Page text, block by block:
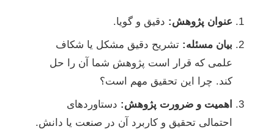
عنوان پژوهش: دقیق و گویا.
بیان مسئله: تشریح دقیق مشکل یا شکاف
علمی که قرار است پژوهش شما آن را حل
کند. چرا این تحقیق مهم است؟
اهمیت و ضرورت پژوهش: دستاوردهای
احتمالی تحقیق و کاربرد آن در صنعت یا دانش.